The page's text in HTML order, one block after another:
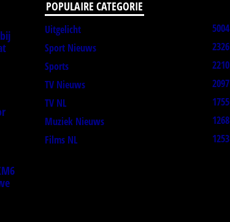
POPULAIRE CATEGORIE
Uitgelicht
5004
Sport Nieuws
2326
Sports
2210
TV Nieuws
2097
TV NL
1755
Muziek Nieuws
1268
Films NL
1253